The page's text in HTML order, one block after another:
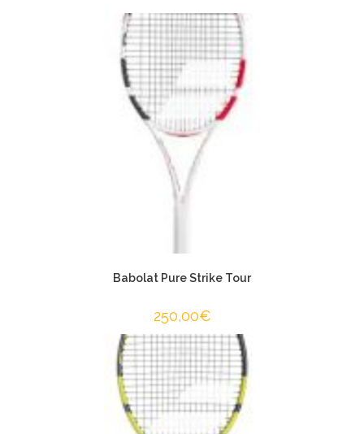
Babolat Pure Strike Tour
250,00€